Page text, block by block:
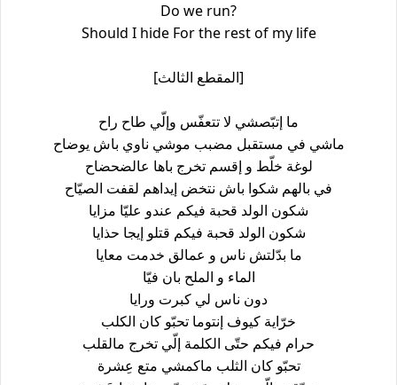
Do we run?
Should I hide For the rest of my life
[المقطع الثالث]
ما إتبّصشي لا تتعفّس وإلّي طاح راح
ماشي في مستقبل مضبب موشي ناوي باش يوضاح
لوغة خلّط و إقسم تخرج باها عالضحضاح
في بالهم شكوا باش نتخض إيداهم لقفت الصيّاح
شكون الولد قحبة فيكم عندو عليّا مزايا
شكون الولد قحبة فيكم قتلو إيجا حذايا
ما بدّلتش ناس و عمالق خدمت معايا
الماء و الملح بان فيّا
دون ناس لي كبرت ورايا
خرّاية كيوف إنتوما تحبّو كان الكلب
حرام فيكم حتّى الكلمة إلّي تخرج مالقلب
تحبّو كان الثلب ماكمشي متع عِشرة